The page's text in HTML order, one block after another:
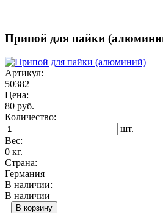
Припой для пайки
Артикул:
50382
Цена:
80 руб.
Количество:
шт.
Вес:
0 кг.
Страна:
Германия
В наличии:
В наличии
В корзину